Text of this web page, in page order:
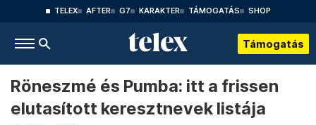
TELEX AFTER G7 KARAKTER TÁMOGATÁS SHOP
Támogatás
Röneszmé és Pumba: itt a frissen
elutasított keresztnevek listája